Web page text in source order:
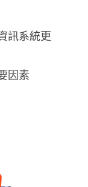
訊系統更
因素